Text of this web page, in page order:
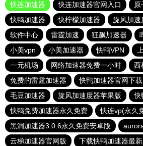
快连加速器
快连加速器官网入口
原
快鸭加速器
快柠檬加速器 旋风加速
软件中心
雷霆加速 狂飙加速器
小美vpn
小美加速器 快鸭VPN
一元机场
网络加速器免费一小时
西
免费的雷霆加速器
快鸭加速器官网下
毛豆加速器
旋风加速度器苹果版
快
快鸭免费加速器永久免费
快连vp(永久
黑洞加速器3.0.6永久免费安卓版
云梯加速器官网版
下载快鸭加速器最